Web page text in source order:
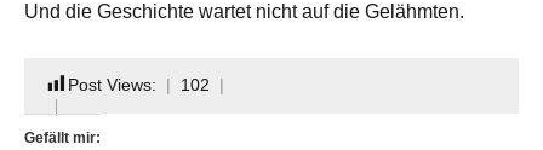
Und die Geschichte wartet nicht auf die Gelähmten.
Post Views: 102
Gefällt mir: